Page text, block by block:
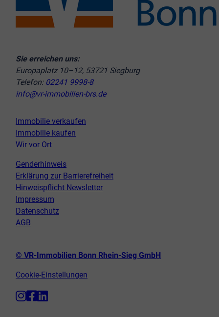
Sie erreichen uns:
Europaplatz 10–12, 53721 Siegburg
Telefon: 02241 9998-8
info@vr-immobilien-brs.de
Immobilie verkaufen
Immobilie kaufen
Wir vor Ort
Genderhinweis
Erklärung zur Barrierefreiheit
Hinweispflicht Newsletter
Impressum
Datenschutz
AGB
© VR-Immobilien Bonn Rhein-Sieg GmbH
Cookie-Einstellungen